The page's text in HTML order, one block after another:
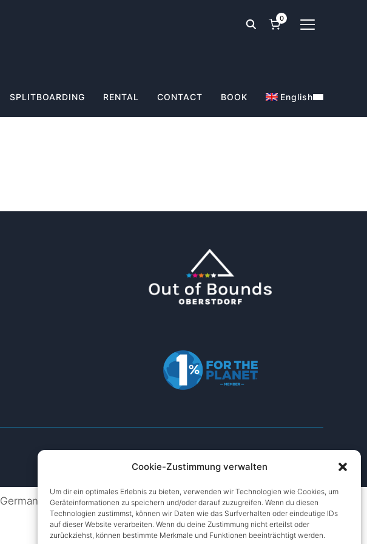
Cookie-Zustimmung verwalten
Um dir ein optimales Erlebnis zu bieten, verwenden wir Technologien wie Cookies, um
Geräteinformationen zu speichern und/oder darauf zuzugreifen. Wenn du diesen
Technologien zustimmst, können wir Daten wie das Surfverhalten oder eindeutige IDs
auf dieser Website verarbeiten. Wenn du deine Zustimmung nicht erteilst oder
zurückziehst, können bestimmte Merkmale und Funktionen beeinträchtigt werden.
TOGGLE
0
SPLITBOARDING RENTAL CONTACT BOOK English
German